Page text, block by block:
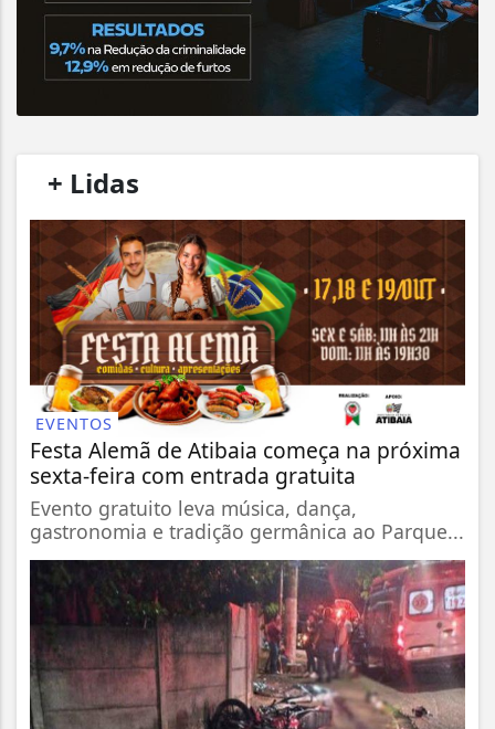
+ Lidas
EVENTOS
Festa Alemã de Atibaia começa na próxima
sexta-feira com entrada gratuita
Evento gratuito leva música, dança,
gastronomia e tradição germânica ao Parque...